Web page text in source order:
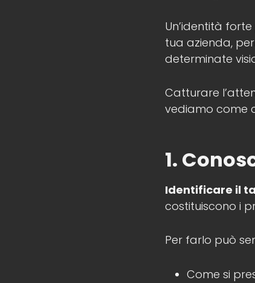
Un’identità
tua azienda,
determinate
Catturare
vediamo come
1.
Identificare il
costituiscono i
Per farlo può
Come si